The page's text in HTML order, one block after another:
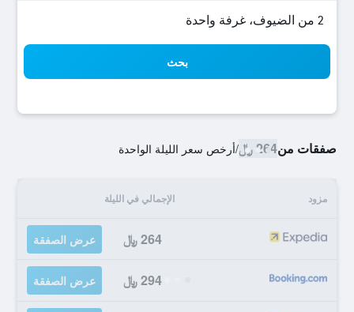
2 من الضيوف، غرفة واحدة
بحث
صفقات من264 ﷼ /أرخص سعر الليلة الواحدة
مزود الإجمالي في الليلة
264 ﷼ عرض الصفقة
294 ﷼ عرض الصفقة